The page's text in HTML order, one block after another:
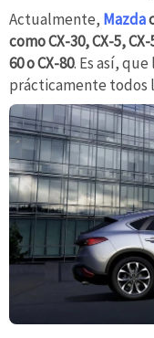
Actualmente, Mazda
como CX-30, CX-5,
60 o CX-80. Es así,
prácticamente todos